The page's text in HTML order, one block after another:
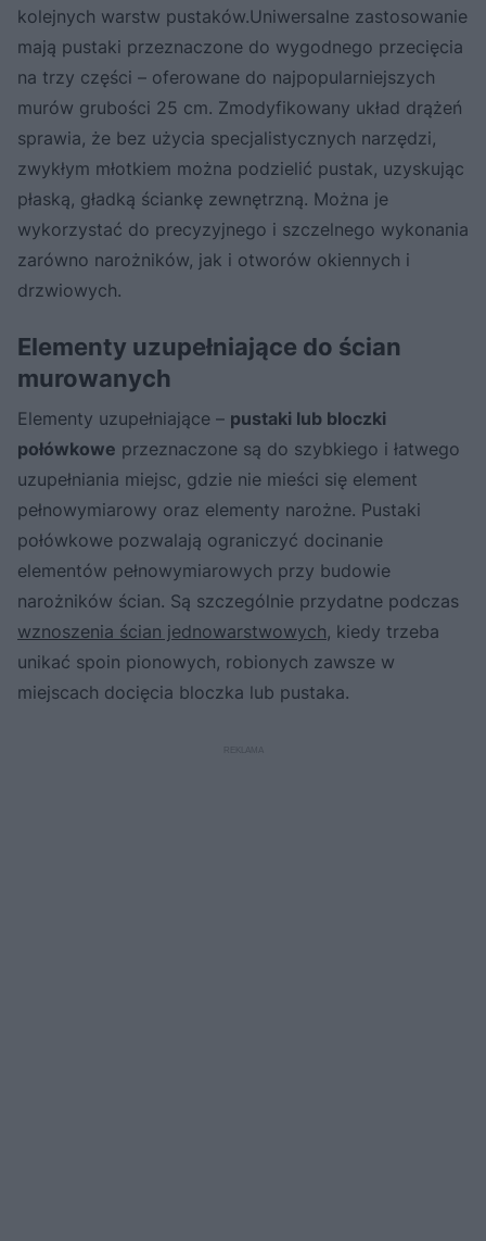
kolejnych warstw pustaków.Uniwersalne zastosowanie
mają pustaki przeznaczone do wygodnego przecięcia
na trzy części – oferowane do najpopularniejszych
murów grubości 25 cm. Zmodyfikowany układ drążeń
sprawia, że bez użycia specjalistycznych narzędzi,
zwykłym młotkiem można podzielić pustak, uzyskując
płaską, gładką ściankę zewnętrzną. Można je
wykorzystać do precyzyjnego i szczelnego wykonania
zarówno narożników, jak i otworów okiennych i
drzwiowych.
Elementy uzupełniające do ścian
murowanych
Elementy uzupełniające – pustaki lub bloczki
połówkowe przeznaczone są do szybkiego i łatwego
uzupełniania miejsc, gdzie nie mieści się element
pełnowymiarowy oraz elementy narożne. Pustaki
połówkowe pozwalają ograniczyć docinanie
elementów pełnowymiarowych przy budowie
narożników ścian. Są szczególnie przydatne podczas
wznoszenia ścian jednowarstwowych, kiedy trzeba
unikać spoin pionowych, robionych zawsze w
miejscach docięcia bloczka lub pustaka.